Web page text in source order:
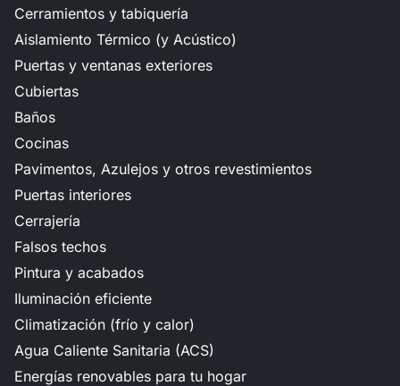
Cerramientos y tabiquería
Aislamiento Térmico (y Acústico)
Puertas y ventanas exteriores
Cubiertas
Baños
Cocinas
Pavimentos, Azulejos y otros revestimientos
Puertas interiores
Cerrajería
Falsos techos
Pintura y acabados
Iluminación eficiente
Climatización (frío y calor)
Agua Caliente Sanitaria (ACS)
Energías renovables para tu hogar